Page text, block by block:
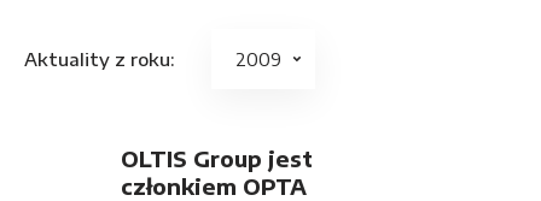
Aktuality z roku:
OLTIS Group jest
członkiem OPTA